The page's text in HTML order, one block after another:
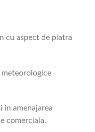
cu aspect de piatra
amenajarea
comerciala.